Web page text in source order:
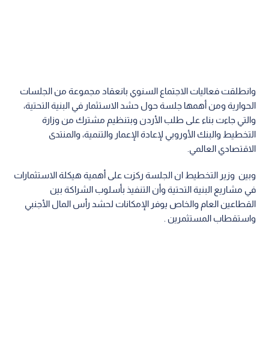
وانطلقت فعاليات الاجتماع السنوي بانعقاد مجموعة من الجلسات
الحوارية ومن أهمها جلسة حول حشد الاستثمار في البنية التحتية،
والتي جاءت بناء على طلب الأردن وبتنظيم مشترك من وزارة
التخطيط والبنك الأوروبي لإعادة الإعمار والتنمية، والمنتدى
الاقتصادي العالمي.
وبين وزير التخطيط ان الجلسة ركزت على أهمية هيكلة الاستثمارات
في مشاريع البنية التحتية وأن التنفيذ بأسلوب الشراكة بين
القطاعين العام والخاص يوفر الإمكانات لحشد رأس المال الأجنبي
واستقطاب المستثمرين .